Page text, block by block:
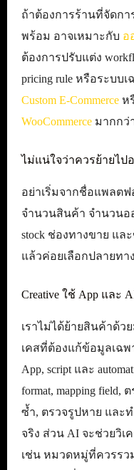
ถ้าต้องการร้านที่จัดกา
พร้อม อาจเหมาะกับ อ
ต้องการปรับแต่ง
pricing rule หรือระบบ
Custom E-Commerce ห
WooCommerce มากกว่
ไม่แน่ใจว่าควรย้ายไป
อย่าเริ่มจากชื่อแพลตฟ
จำนวนสินค้า จำนวนอ
stock ช่องทางขาย แล
แล้วค่อยเลือกปลายทา
Creative ใช้ App และ
เราไม่ได้ย้ายสินค้าด้ว
เคสที่ต้องแก้ข้อมูลเฉพ
App, script และ
format, mapping field,
ซ้ำ, ตรวจรูปหาย และท
จริง ส่วน AI จะช่วยวิเ
เช่น หมวดหมู่ที่ควรร